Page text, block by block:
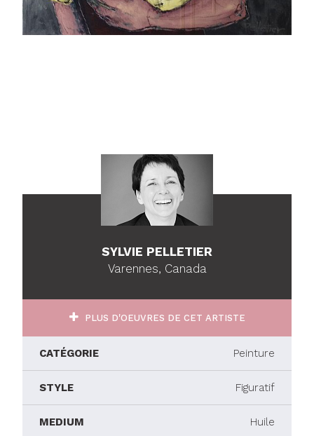
SYLVIE PELLETIER
Varennes, Canada
PLUS D'OEUVRES DE CET ARTISTE
CATÉGORIE Peinture
STYLE Figuratif
MEDIUM Huile